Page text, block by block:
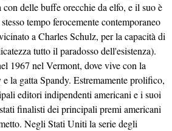
con delle buffe orecchie da elfo, e il suo è
tempo ferocemente contemporaneo
a Charles Schulz, per la capacità di
tutto il paradosso dell'esistenza).
1967 nel Vermont, dove vive con la
la gatta Spandy. Estremamente prolifico,
editori indipendenti americani e i suoi
finalisti dei principali premi americani
Negli Stati Uniti la serie degli